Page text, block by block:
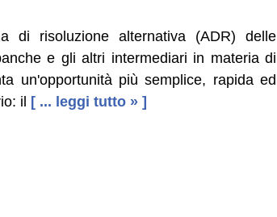
di risoluzione alternativa (ADR) delle
e gli altri intermediari in materia di
un'opportunità più semplice, rapida ed
il [ ... leggi tutto » ]